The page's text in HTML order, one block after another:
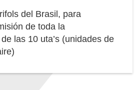
para las empresas
– MG) y Haymax